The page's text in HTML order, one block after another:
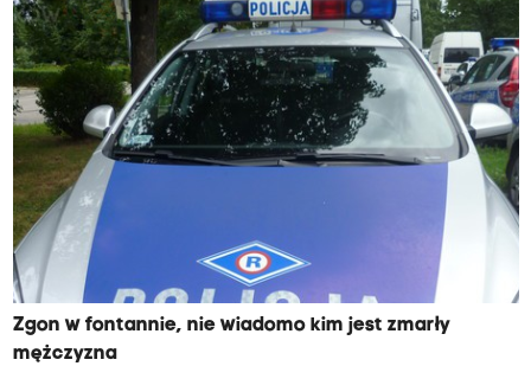
Zgon w fontannie, nie wiadomo kim jest zmarły
mężczyzna